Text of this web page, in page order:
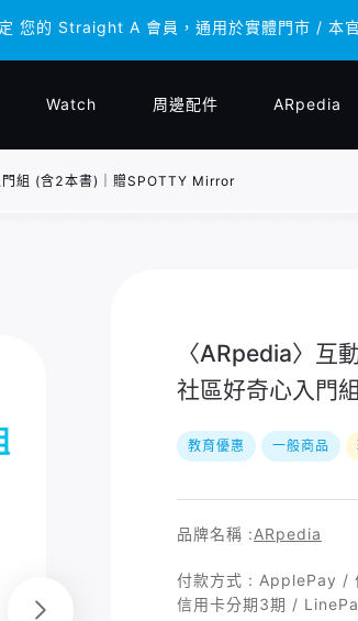
您的 Straight A 會員，通用於實體門市 / 本
您的 Straight A 會員，通用於實體門市 / 本
Watch 周邊配件 ARpedia
組 (含2本書)｜贈SPOTTY Mirror
〈ARpedia〉互
社區好奇心入門
教育優惠 一般商品
品牌名稱 :ARpedia
付款方式 : ApplePay /
信用卡分期3期 /